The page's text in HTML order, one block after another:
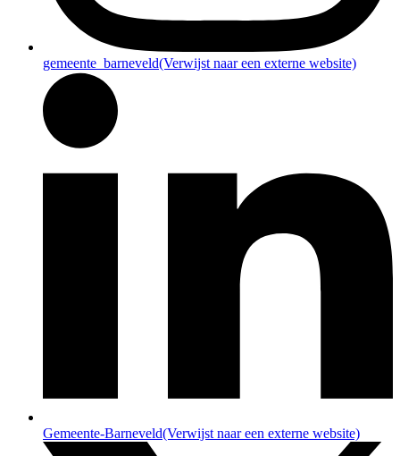
gemeente_barneveld(Verwijst naar een externe website)
Gemeente-Barneveld(Verwijst naar een externe website)